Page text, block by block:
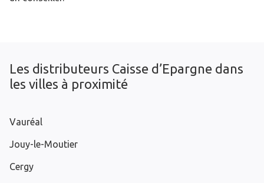
Les distributeurs Caisse d’Epargne dans
les villes à proximité
Vauréal
Jouy-le-Moutier
Cergy